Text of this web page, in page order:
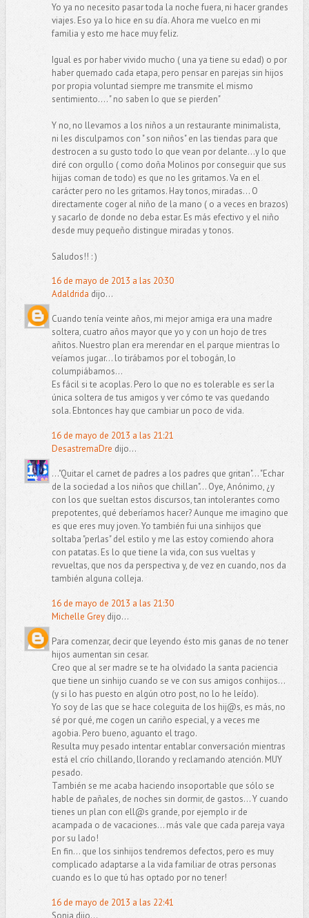
Yo ya no necesito pasar toda la noche fuera, ni hacer grandes
viajes. Eso ya lo hice en su día. Ahora me vuelco en mi
familia y esto me hace muy feliz.
Igual es por haber vivido mucho ( una ya tiene su edad) o por
haber quemado cada etapa, pero pensar en parejas sin hijos
por propia voluntad siempre me transmite el mismo
sentimiento.... " no saben lo que se pierden"
Y no, no llevamos a los niños a un restaurante minimalista,
ni les disculpamos con " son niños" en las tiendas para que
destrocen a su gusto todo lo que vean por delante...y lo que
diré con orgullo ( como doña Molinos por conseguir que sus
hijjas coman de todo) es que no les gritamos. Va en el
carácter pero no les gritamos. Hay tonos, miradas... O
directamente coger al niño de la mano ( o a veces en brazos)
y sacarlo de donde no deba estar. Es más efectivo y el niño
desde muy pequeño distingue miradas y tonos.
Saludos!! : )
16 de mayo de 2013 a las 20:30
Adaldrida dijo...
Cuando tenía veinte años, mi mejor amiga era una madre
soltera, cuatro años mayor que yo y con un hojo de tres
añitos. Nuestro plan era merendar en el parque mientras lo
veíamos jugar... lo tirábamos por el tobogán, lo
columpiábamos...
Es fácil si te acoplas. Pero lo que no es tolerable es ser la
única soltera de tus amigos y ver cómo te vas quedando
sola. Ebntonces hay que cambiar un poco de vida.
16 de mayo de 2013 a las 21:21
DesastremaDre dijo...
..."Quitar el carnet de padres a los padres que gritan"... "Echar
de la sociedad a los niños que chillan"... Oye, Anónimo, ¿y
con los que sueltan estos discursos, tan intolerantes como
prepotentes, qué deberíamos hacer? Aunque me imagino que
es que eres muy joven. Yo también fui una sinhijos que
soltaba "perlas" del estilo y me las estoy comiendo ahora
con patatas. Es lo que tiene la vida, con sus vueltas y
revueltas, que nos da perspectiva y, de vez en cuando, nos da
también alguna colleja.
16 de mayo de 2013 a las 21:30
Michelle Greydijo...
Para comenzar, decir que leyendo ésto mis ganas de no tener
hijos aumentan sin cesar.
Creo que al ser madre se te ha olvidado la santa paciencia
que tiene un sinhijo cuando se ve con sus amigos conhijos...
(y si lo has puesto en algún otro post, no lo he leído).
Yo soy de las que se hace coleguita de los hij@s, es más, no
sé por qué, me cogen un cariño especial, y a veces me
agobia. Pero bueno, aguanto el trago.
Resulta muy pesado intentar entablar conversación mientras
está el crío chillando, llorando y reclamando atención. MUY
pesado.
También se me acaba haciendo insoportable que sólo se
hable de pañales, de noches sin dormir, de gastos... Y cuando
tienes un plan con ell@s grande, por ejemplo ir de
acampada o de vacaciones... más vale que cada pareja vaya
por su lado!
En fin... que los sinhijos tendremos defectos, pero es muy
complicado adaptarse a la vida familiar de otras personas
cuando es lo que tú has optado por no tener!
16 de mayo de 2013 a las 22:41
Sonia dijo...